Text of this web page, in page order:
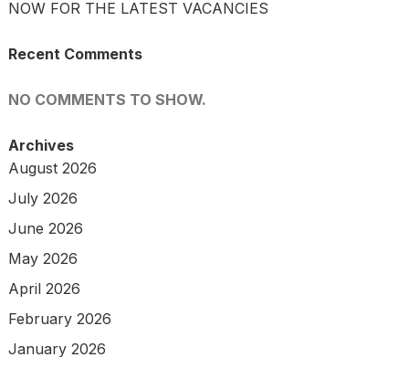
NOW FOR THE LATEST VACANCIES
Recent Comments
NO COMMENTS TO SHOW.
Archives
August 2026
July 2026
June 2026
May 2026
April 2026
February 2026
January 2026